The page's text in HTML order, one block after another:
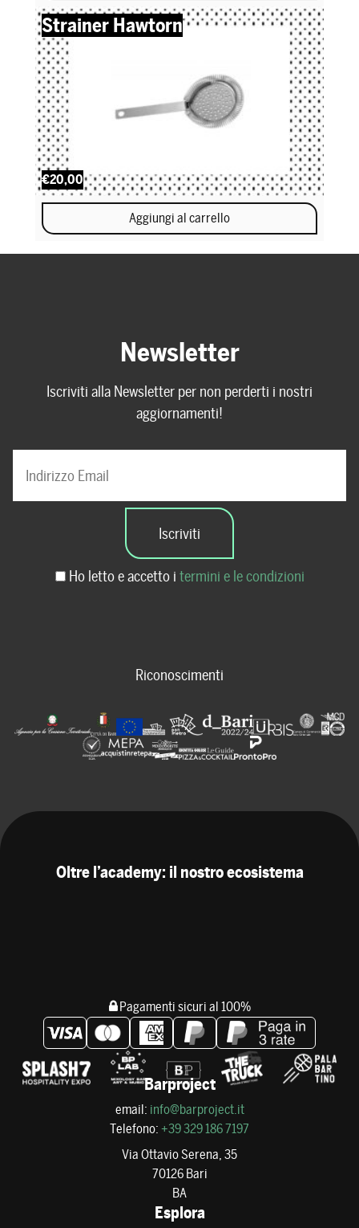
Strainer Hawtorn
€20,00
Aggiungi al carrello
Newsletter
Iscriviti alla Newsletter per non perderti i nostri
aggiornamenti!
Ho letto e accetto i termini e le condizioni
Riconoscimenti
Oltre l’academy: il nostro ecosistema
Pagamenti sicuri al 100%
Barproject
email: info@barproject.it
Telefono: +39 329 186 7197
Via Ottavio Serena, 35
70126 Bari
BA
Esplora